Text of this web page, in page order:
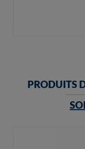
PRODUITS